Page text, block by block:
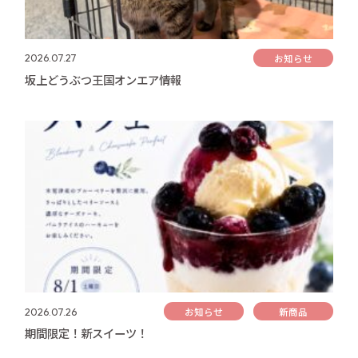
2026.07.27 お知らせ
坂上どうぶつ王国オンエア情報
2026.07.26 お知らせ 新商品
期間限定！新スイーツ！